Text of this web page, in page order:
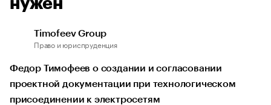
нужен
Timofeev Group
Право и юриспруденция
Федор Тимофеев о создании и согласовании
проектной документации при технологическом
присоединении к электросетям